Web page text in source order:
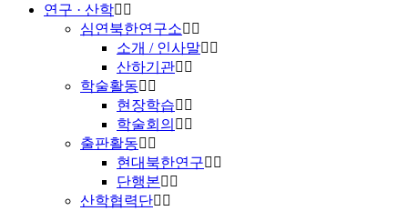
연구 · 산학
심연북한연구소
소개 / 인사말
산하기관
학술활동
현장학습
학술회의
출판활동
현대북한연구
단행본
산학협력단